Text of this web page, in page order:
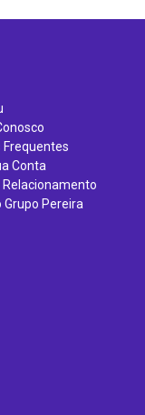
Frequentes
Conta
Relacionamento
Grupo Pereira